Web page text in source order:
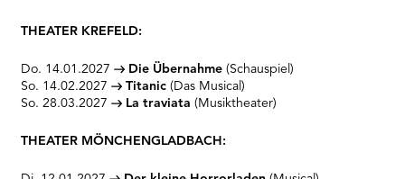
THEATER KREFELD:
Do. 14.01.2027 Die Übernahme(Schauspiel)
So. 14.02.2027
Titanic(Das Musical)
So. 28.03.2027
La traviata (Musiktheater)
THEATER MÖNCHENGLADBACH: